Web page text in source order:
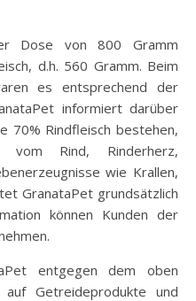
Dose von 800 Gramm
d.h. 560 Gramm. Beim
es entsprechend der
informiert darüber
70% Rindfleisch bestehen,
vom Rind, Rinderherz,
wie Krallen,
GranataPet grundsätzlich
können Kunden der
entgegen dem oben
auf Getreideprodukte und